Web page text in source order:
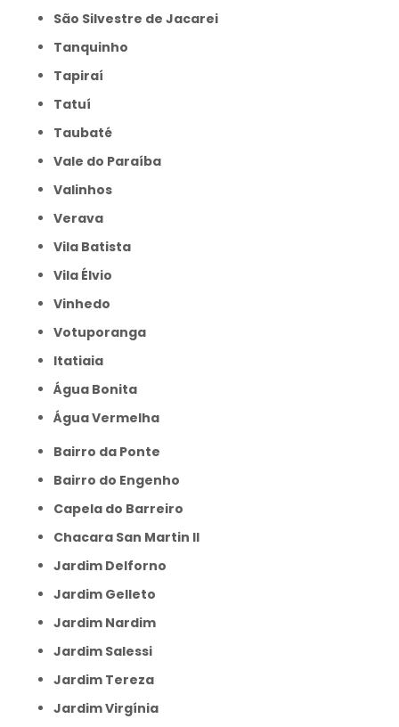
São Silvestre de Jacarei
Tanquinho
Tapiraí
Tatuí
Taubaté
Vale do Paraíba
Valinhos
Verava
Vila Batista
Vila Élvio
Vinhedo
Votuporanga
itatiaia
Água Bonita
Água Vermelha
Bairro da Ponte
Bairro do Engenho
Capela do Barreiro
Chacara San Martin II
Jardim Delforno
Jardim Gelleto
Jardim Nardim
Jardim Salessi
Jardim Tereza
Jardim Virgínia